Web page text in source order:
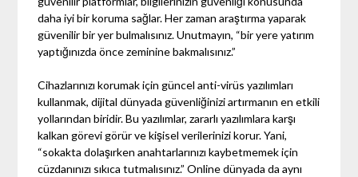
daha iyi bir koruma sağlar. Her zaman araştırma yaparak
güvenilir bir yer bulmalısınız. Unutmayın, “bir yere yatırım
yaptığınızda önce zeminine bakmalısınız.”
Cihazlarınızı korumak için güncel anti-virüs yazılımları
kullanmak, dijital dünyada güvenliğinizi artırmanın en etkili
yollarından biridir. Bu yazılımlar, zararlı yazılımlara karşı
kalkan görevi görür ve kişisel verilerinizi korur. Yani,
“sokakta dolaşırken anahtarlarınızı kaybetmemek için
cüzdanınızı sıkıca tutmalısınız.” Online dünyada da aynı